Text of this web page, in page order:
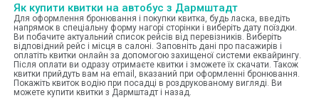
Як купити квитки на автобус з Дармштадт
Для оформлення бронювання і покупки квитка, будь ласка, введіть
напрямок в спеціальну форму нагорі сторінки і виберіть дату поїздки.
Ви побачите актуальний список рейсів від перевізників. Виберіть
відповідний рейс і місця в салоні. Заповніть дані про пасажирів і
оплатіть квитки онлайн за допомогою захищеної системи еквайрингу.
Після оплати ви одразу отримаєте квитки і зможете їх скачати. Також
квитки прийдуть вам на email, вказаний при оформленні бронювання.
Покажіть квиток водію при посадці в роздрукованому вигляді. Ви
можете купити квитки з Дармштадт і назад.